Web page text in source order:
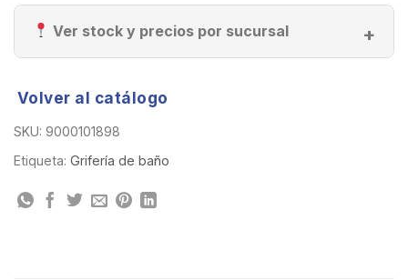
Ver stock y precios por sucursal
Volver al catálogo
SKU: 9000101898
Etiqueta: Grifería de baño